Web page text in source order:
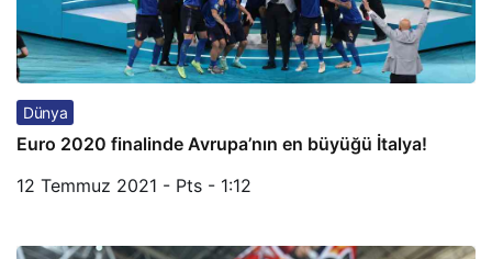
Dünya
Euro 2020 finalinde Avrupa’nın en büyüğü İtalya!
12 Temmuz 2021 - Pts - 1:12